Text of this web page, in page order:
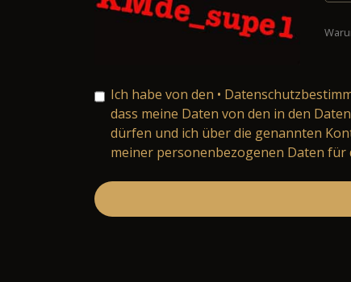
Ich habe von den •
dass meine Daten von den in den
dürfen und ich über die genannten
meiner personenbezogenen Daten